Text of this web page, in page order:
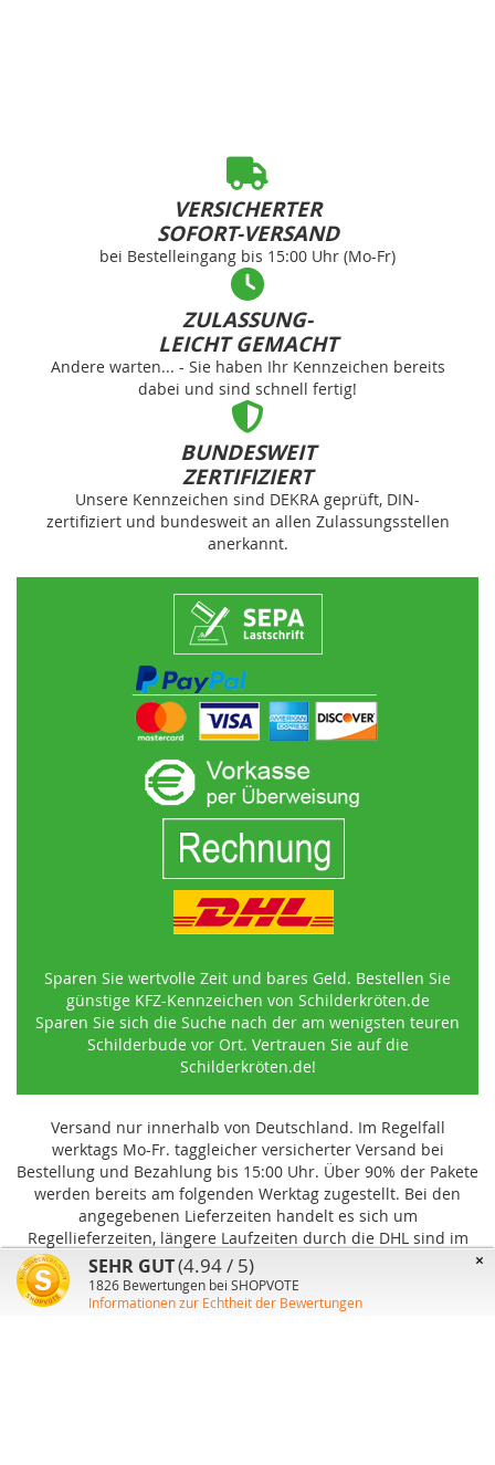
VERSICHERTER
SOFORT-VERSAND
bei Bestelleingang bis 15:00 Uhr (Mo-Fr)
ZULASSUNG-
LEICHT GEMACHT
Andere warten... - Sie haben Ihr Kennzeichen bereits
dabei und sind schnell fertig!
BUNDESWEIT
ZERTIFIZIERT
Unsere Kennzeichen sind DEKRA geprüft, DIN-
zertifiziert und bundesweit an allen Zulassungsstellen
anerkannt.
Sparen Sie wertvolle Zeit und bares Geld. Bestellen Sie
günstige KFZ-Kennzeichen von Schilderkröten.de
Sparen Sie sich die Suche nach der am wenigsten teuren
Schilderbude vor Ort. Vertrauen Sie auf die
Schilderkröten.de!
Versand nur innerhalb von Deutschland. Im Regelfall
werktags Mo-Fr. taggleicher versicherter Versand bei
Bestellung und Bezahlung bis 15:00 Uhr. Über 90% der Pakete
werden bereits am folgenden Werktag zugestellt. Bei den
angegebenen Lieferzeiten handelt es sich um
Regellieferzeiten, längere Laufzeiten durch die DHL sind im
Einzelfall möglich und können von uns nicht beeinflusst
werden.
×
SEHR GUT(4.94 / 5)
1826 Bewertungen bei SHOPVOTE
Informationen zur Echtheit der Bewertungen